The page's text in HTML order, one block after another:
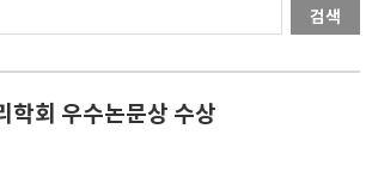
검색
학회 우수논문상 수상